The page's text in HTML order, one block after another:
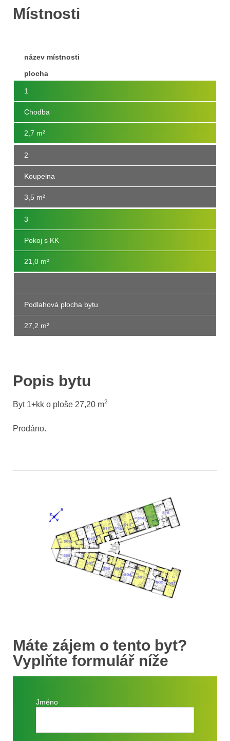
Místnosti
název místnosti
plocha
1
Chodba
2,7 m²
2
Koupelna
3,5 m²
3
Pokoj s KK
21,0 m²
Podlahová plocha bytu
27,2 m²
Popis bytu
Byt 1+kk o ploše 27,20 m2
Prodáno.
Máte zájem o tento byt?
Vyplňte formulář níže
Jméno